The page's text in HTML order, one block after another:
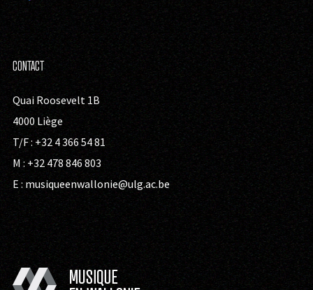
CONTACT
Quai Roosevelt 1B
4000 Liège
T/F : +32 4 366 54 81
M : +32 478 846 803
E : musiqueenwallonie@ulg.ac.be